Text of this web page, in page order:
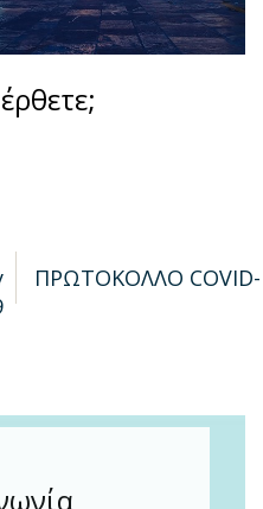
ΠΡΩΤΟΚΟΛΛΟ COVID-